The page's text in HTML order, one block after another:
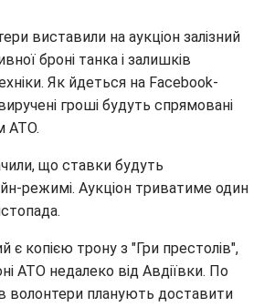
виставили на аукціон залізний
броні танка і залишків
Як йдеться на Facebook-
гроші будуть спрямовані
АТО.
що ставки будуть
режимі. Аукціон триватиме один
є копією трону з "Гри престолів",
АТО недалеко від Авдіївки. По
волонтери планують доставити